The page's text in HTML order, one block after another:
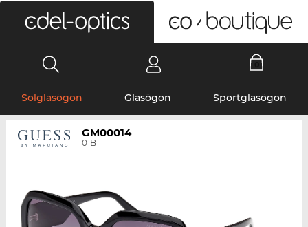
Solglasögon Glasögon Sportglasögon
GM00014
01B